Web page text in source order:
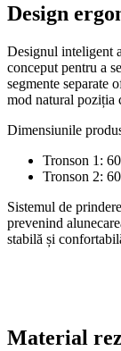
Design
Designul inteligent
conceput pentru a
segmente separate
mod natural poziția
Dimensiunile
Tronson 1:
Tronson 2:
Sistemul de
prevenind
stabilă și
Material